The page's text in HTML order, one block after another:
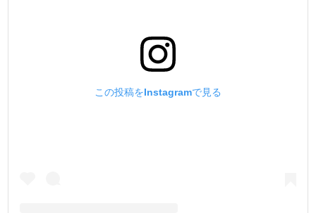
この投稿をInstagramで見る